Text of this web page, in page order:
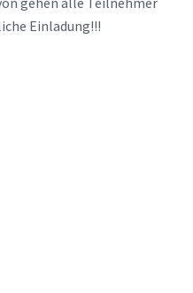
Einladung!!!